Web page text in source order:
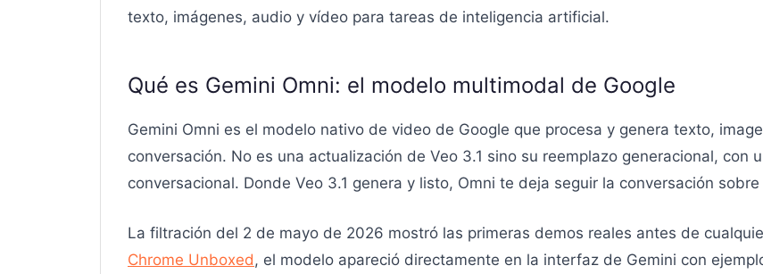
texto, imágenes, audio y vídeo para tareas de inteligencia artificial.
Qué es Gemini Omni: el modelo multimodal de Google
Gemini Omni es el modelo nativo de video de Google que procesa y genera texto,
conversación. No es una actualización de Veo 3.1 sino su reemplazo generacional, con
conversacional. Donde Veo 3.1 genera y listo, Omni te deja seguir la conversación
La filtración del 2 de mayo de 2026 mostró las primeras demos reales antes de
Chrome Unboxed , el modelo apareció directamente en la interfaz de Gemini con